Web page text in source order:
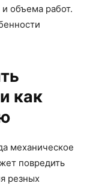
объема работ.
как
механическое
повредить
резных